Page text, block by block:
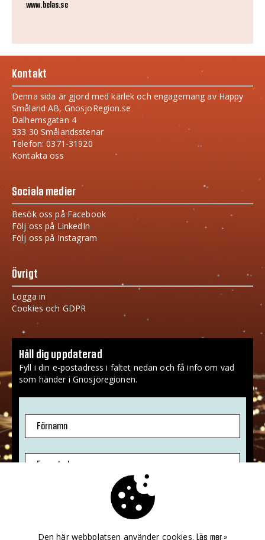
www.belas.se
Kontakt
Denna sida är gjord med kärlek och engagemang av Happy
Småland AB, GnosjoRegion.se
Dalhemsgatan 4
333 30 Smålandsstenar
Telefon: 0371-31920
Kontakta oss
Sociala medier
Besök oss på Facebook
Följ oss på LinkedIn
Följ oss på Instagram
Övrigt
Logga in
Cookies och GDPR
Håll dig uppdaterad
Fyll i din e-postadress i fältet nedan och få info om vad
som händer i Gnosjöregionen.
Förnamn
E-postadress
Jag godkänner att mina uppgifter sparas.
Den här webbplatsen använder cookies.Läs mer »